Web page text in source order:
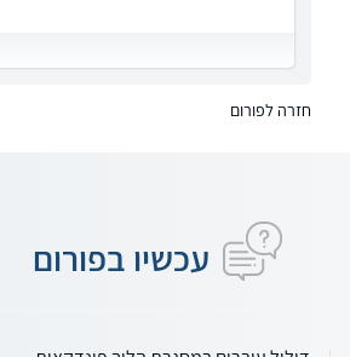
חזרה לפורום
עכשיו בפורום